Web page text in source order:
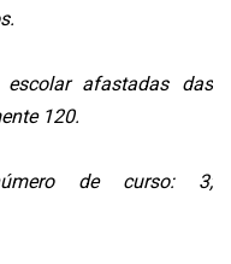
afastadas das
120.
de curso: 3;